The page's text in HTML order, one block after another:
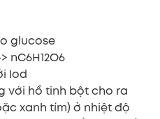
glucose
nC6H12O6
Iod
với hồ tinh bột cho ra
xanh tím) ở nhiệt độ